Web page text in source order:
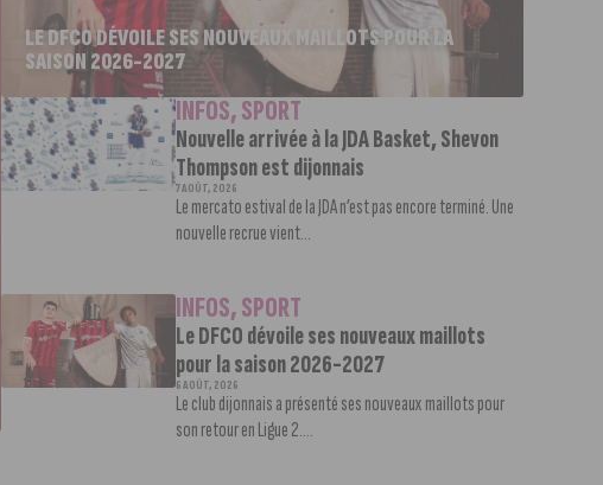
LE DFCO DÉVOILE SES NOUVEAUX MAILLOTS POUR LA
SAISON 2026-2027
INFOS,SPORT
Nouvelle arrivée à la JDA Basket, Shevon
Thompson est dijonnais
7 AOÛT, 2026
Le mercato estival de la JDA n’est pas encore terminé. Une
nouvelle recrue vient...
INFOS,SPORT
Le DFCO dévoile ses nouveaux maillots
pour la saison 2026-2027
6 AOÛT, 2026
Le club dijonnais a présenté ses nouveaux maillots pour
son retour en Ligue 2....